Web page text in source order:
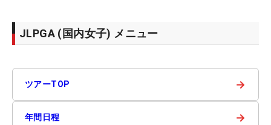
JLPGA (国内女子) メニュー
ツアーTOP →
年間日程 →